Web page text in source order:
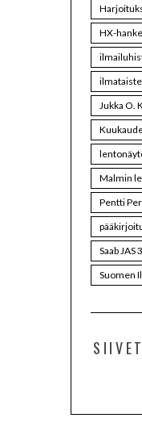
HX-hanke
Jukka O.
Malmin
Pentti
Saab JAS
Suomen